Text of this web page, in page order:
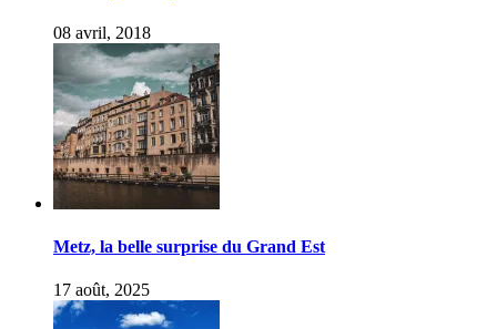
08 avril, 2018
Metz, la belle surprise du Grand Est
17 août, 2025